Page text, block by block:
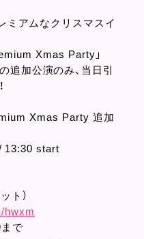
ミアムなクリスマスイ
Xmas Party」
追加公演のみ、当日引
Xmas Party 追加
13:30 start
ト）
hwxm
まで